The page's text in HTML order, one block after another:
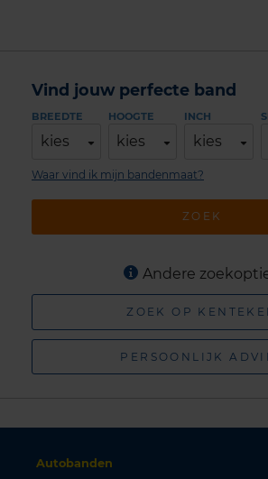
Vind jouw perfecte band
BREEDTE
kies
HOOGTE
kies
INCH
kies
ZOEK
Waar vind ik mijn bandenmaat?
Andere
ZOEK OP
PERSOONLIJK
Autobanden